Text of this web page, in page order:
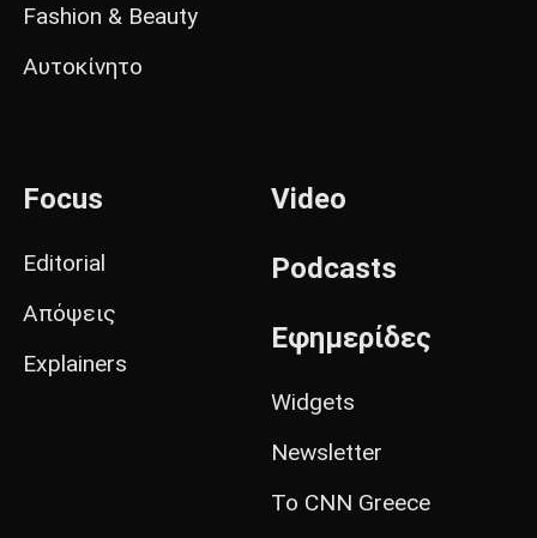
Fashion & Beauty
Αυτοκίνητο
Focus
Editorial
Απόψεις
Explainers
Video
Podcasts
Εφημερίδες
Widgets
Newsletter
Το CNN Greece